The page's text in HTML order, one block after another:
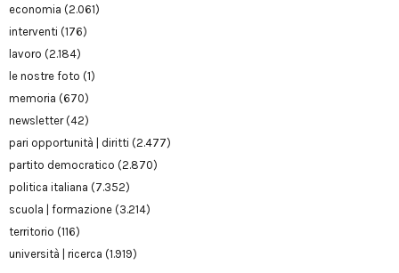
economia (2.061)
interventi (176)
lavoro (2.184)
le nostre foto (1)
memoria (670)
newsletter(42)
pari opportunità | diritti (2.477)
partito democratico (2.870)
politica italiana (7.352)
scuola | formazione (3.214)
territorio (116)
università | ricerca (1.919)